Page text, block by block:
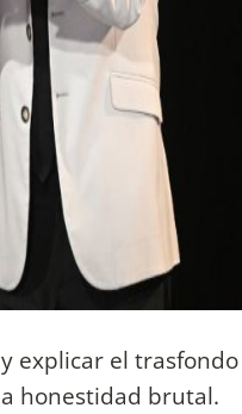
explicar el trasfondo
honestidad brutal.